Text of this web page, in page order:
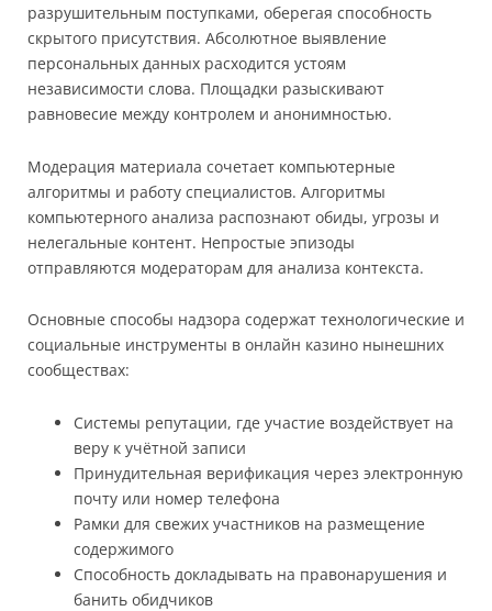
разрушительным поступками, оберегая способность
скрытого присутствия. Абсолютное выявление
персональных данных расходится устоям
независимости слова. Площадки разыскивают
равновесие между контролем и анонимностью.
Модерация материала сочетает компьютерные
алгоритмы и работу специалистов. Алгоритмы
компьютерного анализа распознают обиды, угрозы и
нелегальные контент. Непростые эпизоды
отправляются модераторам для анализа контекста.
Основные способы надзора содержат технологические и
социальные инструменты в онлайн казино нынешних
сообществах:
Системы репутации, где участие воздействует на
веру к учётной записи
Принудительная верификация через электронную
почту или номер телефона
Рамки для свежих участников на размещение
содержимого
Способность докладывать на правонарушения и
банить обидчиков